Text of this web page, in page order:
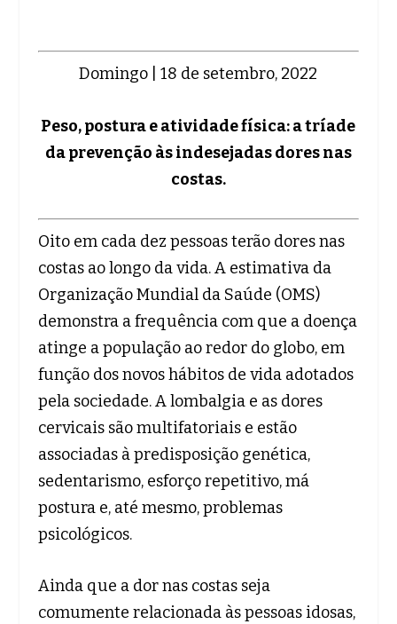
Domingo | 18 de setembro, 2022
Peso, postura e atividade física: a tríade
da prevenção às indesejadas dores nas
costas.
Oito em cada dez pessoas terão dores nas
costas ao longo da vida. A estimativa da
Organização Mundial da Saúde (OMS)
demonstra a frequência com que a doença
atinge a população ao redor do globo, em
função dos novos hábitos de vida adotados
pela sociedade. A lombalgia e as dores
cervicais são multifatoriais e estão
associadas à predisposição genética,
sedentarismo, esforço repetitivo, má
postura e, até mesmo, problemas
psicológicos.
Ainda que a dor nas costas seja
comumente relacionada às pessoas idosas,